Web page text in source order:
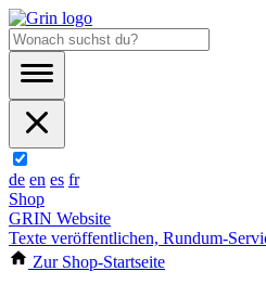
de en es fr
Shop
GRIN Website
Texte veröffentlichen, Rundum-
Zur Shop-Startseite